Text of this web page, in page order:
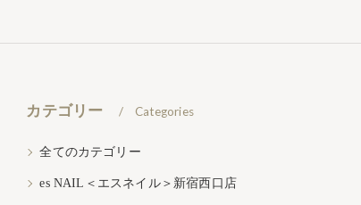
カテゴリー Categories
全てのカテゴリー
es NAIL＜エスネイル＞新宿西口店